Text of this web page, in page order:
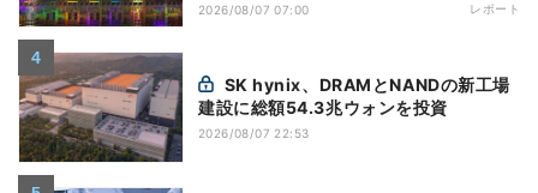
2026/08/07 07:00 レポート
建設に総額54.3兆ウォンを投資
2026/08/07 22:53